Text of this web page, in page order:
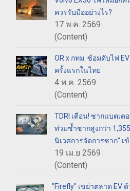
ควรรับมืออย่างไร?
17 พ.ค. 2569
(Content)
OR x กทม. ซ้อมดับไฟ
ครั้งแรกในไทย
4 พ.ค. 2569
(Content)
TDRI เตือน! ซากแบตเต
ท่วมซ้ำซากสูงกว่า
นิเวศการจัดการซาก" เ
19 เม.ย 2569
(Content)
"Firefly" เขย่าตลาด EV